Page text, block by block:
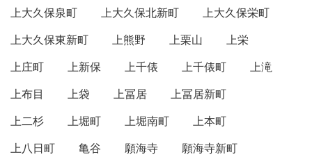
上大久保泉町
上大久保北新町
上大久保栄町
上大久保東新町
上熊野 上栗山
上栄
上庄町
上新保 上千俵 上千俵町
上滝
上布目
上袋 上冨居
上冨居新町
上二杉
上堀町 上堀南町
上本町
上八日町
亀谷 願海寺
願海寺新町